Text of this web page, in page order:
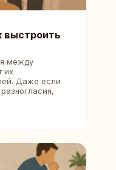
выстроить
между
их
Даже если